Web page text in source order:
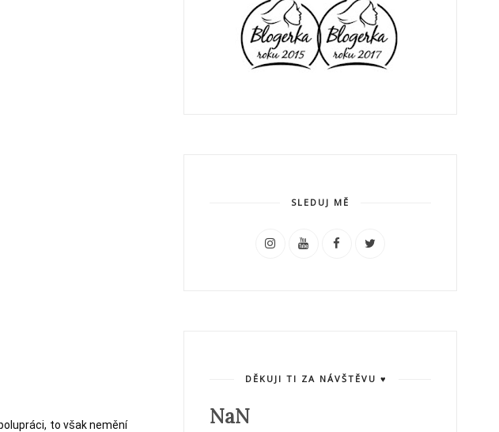
to však nemění
SLEDUJ MĚ
DĚKUJI TI ZA NÁVŠTĚVU ♥
NaN